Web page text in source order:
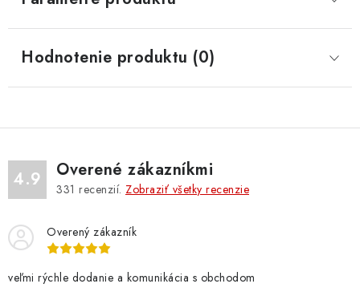
Hodnotenie produktu (0)
4.9 Overené zákazníkmi
331 recenzií. Zobraziť všetky recenzie
Overený zákazník
veľmi rýchle dodanie a komunikácia s obchodom